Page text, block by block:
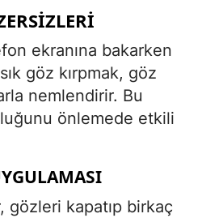
ekranına bakarken
göz kırpmak, göz
nemlendirir. Bu
önlemede etkili
gözleri kapatıp birkaç